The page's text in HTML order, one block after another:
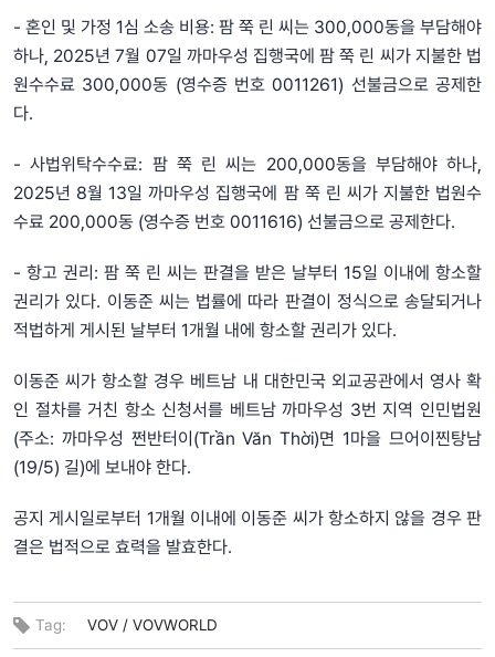
- 혼인 및 가정 1심 소송 비용: 팜 쭉 린 씨는 300,000동을 부담해야
하나, 2025년 7월 07일 까마우성 집행국에 팜 쭉 린 씨가 지불한 법
원수수료 300,000동 (영수증 번호 0011261) 선불금으로 공제한
다.
- 사법위탁수수료: 팜 쭉 린 씨는 200,000동을 부담해야 하나,
2025년 8월 13일 까마우성 집행국에 팜 쭉 린 씨가 지불한 법원수
수료 200,000동 (영수증 번호 0011616) 선불금으로 공제한다.
- 항고 권리: 팜 쭉 린 씨는 판결을 받은 날부터 15일 이내에 항소할
권리가 있다. 이동준 씨는 법률에 따라 판결이 정식으로 송달되거나
적법하게 게시된 날부터 1개월 내에 항소할 권리가 있다.
이동준 씨가 항소할 경우 베트남 내 대한민국 외교공관에서 영사 확
인 절차를 거친 항소 신청서를 베트남 까마우성 3번 지역 인민법원
(주소: 까마우성 쩐반터이(Trần Văn Thời)면 1마을 므어이찐탕남
(19/5) 길)에 보내야 한다.
공지 게시일로부터 1개월 이내에 이동준 씨가 항소하지 않을 경우 판
결은 법적으로 효력을 발효한다.
Tag: VOV / VOVWORLD